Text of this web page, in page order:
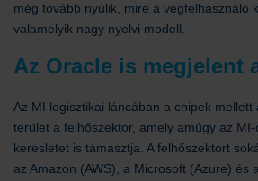
még tovább nyúlik, mire a végfelhasználó
valamelyik nagy nyelvi modell.
Az Oracle is megjelent
Az MI logisztikai láncában a chipek mellett
terület a felhőszektor, amely amúgy az
keresletet is támasztja. A felhőszektort
az Amazon (AWS), a Microsoft (Azure) és